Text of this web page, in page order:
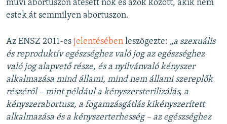
művi abortuszon átesett nők és azok között, akik nem
estek át semmilyen abortuszon.
Az ENSZ 2011-es jelentésében leszögezte: „a szexuális
és reproduktív egészséghez való jog az egészséghez
való jog alapvető része, és a nyilvánvaló kényszer
alkalmazása mind állami, mind nem állami szereplők
részéről – mint például a kényszersterilizálás, a
kényszerabortusz, a fogamzásgátlás kikényszerített
alkalmazása és a kényszerterhesség – az egészséghez